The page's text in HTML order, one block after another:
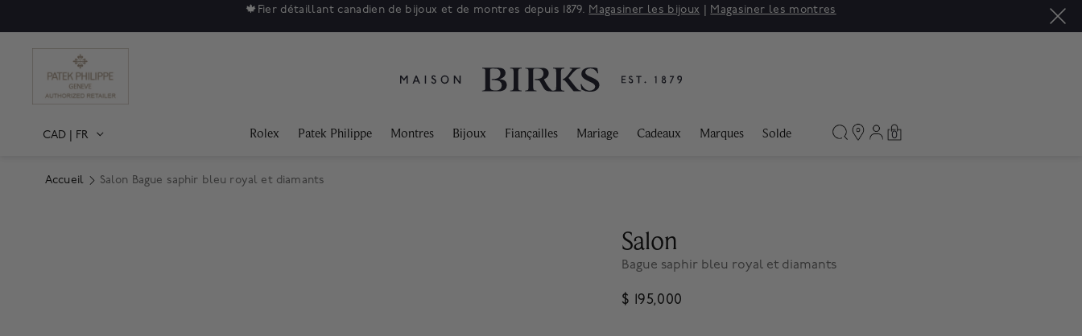
🍁 Fier détaillant canadien de bijoux et de montres depuis 1879. Magasiner les bijoux | Magasiner les montres
CAD | FR Rolex Patek Philippe Montres Bijoux Fiançailles Mariage Cadeaux Marques Solde 0
Accueil Salon Bague saphir bleu royal et diamants
Salon
Bague saphir bleu royal et diamants
$ 195,000